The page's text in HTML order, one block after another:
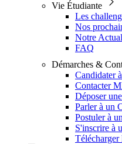
Vie Étudiante
Les
Nos
Notre
FAQ
Démarches &
Candidater
Contacter
Déposer
Parler à un
Postuler à
S'inscrire à
Télécharger